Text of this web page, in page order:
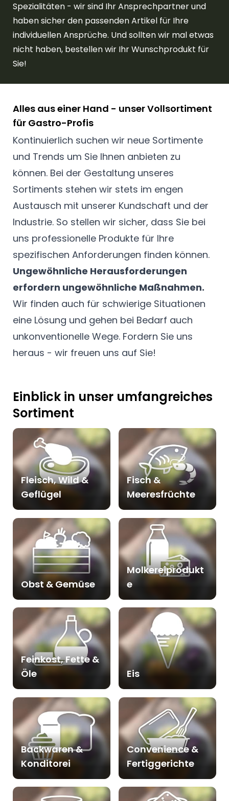
Spezialitäten - wir sind Ihr Ansprechpartner und
haben sicher den passenden Artikel für Ihre
individuellen Ansprüche. Und sollten wir mal etwas
nicht haben, bestellen wir Ihr Wunschprodukt für
Sie!
Alles aus einer Hand - unser Vollsortiment
für Gastro-Profis
Kontinuierlich suchen wir neue Sortimente
und Trends um Sie Ihnen anbieten zu
können. Bei der Gestaltung unseres
Sortiments stehen wir stets im engen
Austausch mit unserer Kundschaft und der
Industrie. So stellen wir sicher, dass Sie bei
uns professionelle Produkte für Ihre
spezifischen Anforderungen finden können.
Ungewöhnliche Herausforderungen
erfordern ungewöhnliche Maßnahmen.
Wir finden auch für schwierige Situationen
eine Lösung und gehen bei Bedarf auch
unkonventionelle Wege. Fordern Sie uns
heraus - wir freuen uns auf Sie!
Einblick in unser umfangreiches
Sortiment
Fleisch, Wild &
Geflügel
Fisch &
Meeresfrüchte
Obst & Gemüse
Molkereiprodukt
e
Feinkost, Fette &
Öle
Eis
Backwaren &
Konditorei
Convenience &
Fertiggerichte